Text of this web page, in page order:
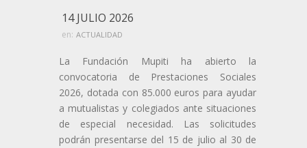
14 JULIO 2026
en: ACTUALIDAD
La Fundación Mupiti ha abierto la
convocatoria de Prestaciones Sociales
2026, dotada con 85.000 euros para ayudar
a mutualistas y colegiados ante situaciones
de especial necesidad. Las solicitudes
podrán presentarse del 15 de julio al 30 de